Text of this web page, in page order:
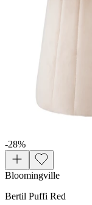
-28%
Bloomingville
Bertil Puffi Red